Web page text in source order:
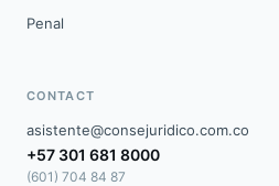
Penal
CONTACT
asistente@consejuridico.com.co
+57 301 681 8000
(601) 704 84 87